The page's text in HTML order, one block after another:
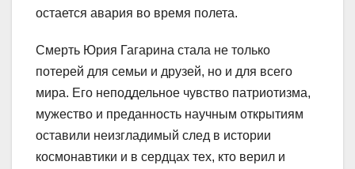
остается авария во время полета.
Смерть Юрия Гагарина стала не только
потерей для семьи и друзей, но и для всего
мира. Его неподдельное чувство патриотизма,
мужество и преданность научным открытиям
оставили неизгладимый след в истории
космонавтики и в сердцах тех, кто верил и